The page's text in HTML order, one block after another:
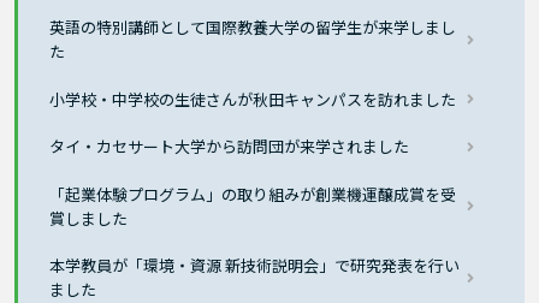
英語の特別講師として国際教養大学の留学生が来学しまし
た
小学校・中学校の生徒さんが秋田キャンパスを訪れました
タイ・カセサート大学から訪問団が来学されました
「起業体験プログラム」の取り組みが創業機運醸成賞を受
賞しました
本学教員が「環境・資源 新技術説明会」で研究発表を行い
ました